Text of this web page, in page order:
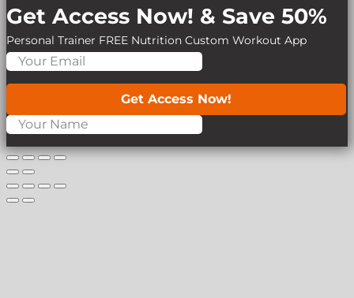
Get Access Now! & Save 50%
Personal Trainer FREE Nutrition Custom Workout App
Get Access Now!